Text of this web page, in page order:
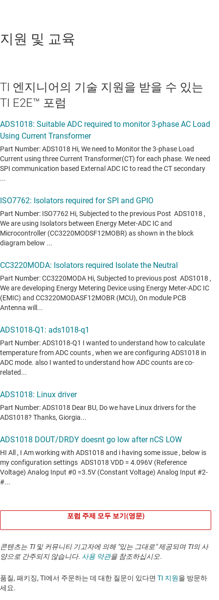
지원 및 교육
TI 엔지니어의 기술 지원을 받을 수 있는
TI E2E™ 포럼
포럼 주제 모두 보기(영문)
콘텐츠는 TI 및 커뮤니티 기고자에 의해 "있는 그대로" 제공되며 TI의 사
양으로 간주되지 않습니다. 사용 약관을 참조하십시오.
품질, 패키징, TI에서 주문하는 데 대한 질문이 있다면 TI 지원을 방문하
세요. ​​​​​​​​​​​​​​